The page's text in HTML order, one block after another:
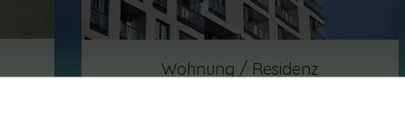
Wohnung / Residenz